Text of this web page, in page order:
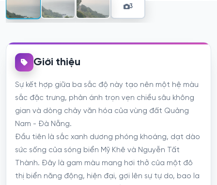
3
Giới thiệu
Sự kết hợp giữa ba sắc độ này tạo nên một hệ màu
sắc đặc trưng, phản ánh trọn vẹn chiều sâu không
gian và dòng chảy văn hóa của vùng đất Quảng
Nam - Đà Nẵng.
Đầu tiên là sắc xanh dương phóng khoáng, dạt dào
sức sống của sóng biển Mỹ Khê và Nguyễn Tất
Thành. Đây là gam màu mang hơi thở của một đô
thị biển năng động, hiện đại, gợi lên sự tự do, bao la